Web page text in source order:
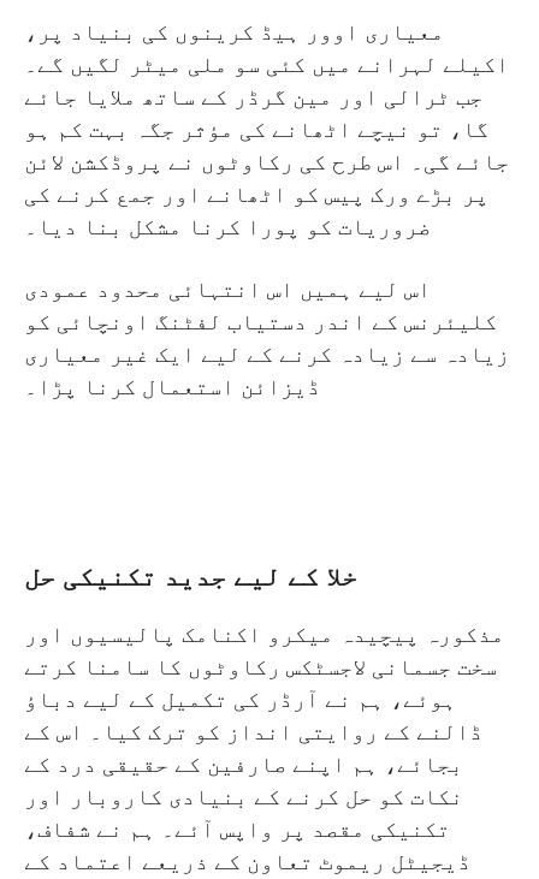
معیاری اوور ہیڈ کرینوں کی بنیاد پر،
اکیلے لہرانے میں کئی سو ملی میٹر لگیں گے۔
جب ٹرالی اور مین گرڈر کے ساتھ ملایا جائے
گا، تو نیچے اٹھانے کی مؤثر جگہ بہت کم ہو
جائے گی۔ اس طرح کی رکاوٹوں نے پروڈکشن لائن
پر بڑے ورک پیس کو اٹھانے اور جمع کرنے کی
اس لیے ہمیں اس انتہائی محدود عمودی
کلیئرنس کے اندر دستیاب لفٹنگ اونچائی کو
زیادہ سے زیادہ کرنے کے لیے ایک غیر معیاری
ڈیزائن استعمال کرنا پڑا۔
خلا کے لیے جدید تکنیکی حل
مذکورہ پیچیدہ میکرو اکنامک پالیسیوں اور
سخت جسمانی لاجسٹکس رکاوٹوں کا سامنا کرتے
ہوئے، ہم نے آرڈر کی تکمیل کے لیے دباؤ
ڈالنے کے روایتی انداز کو ترک کیا۔ اس کے
بجائے، ہم اپنے صارفین کے حقیقی درد کے
نکات کو حل کرنے کے بنیادی کاروبار اور
تکنیکی مقصد پر واپس آئے۔ ہم نے شفاف،
ڈیجیٹل ریموٹ تعاون کے ذریعے اعتماد کے